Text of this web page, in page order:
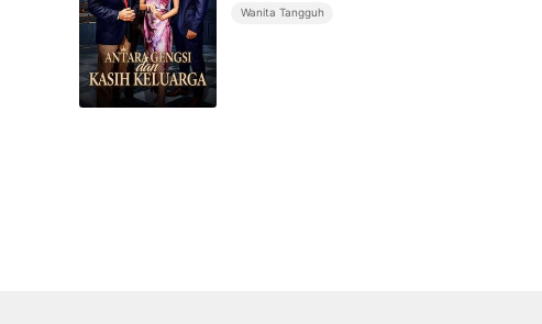
Wanita Tangguh